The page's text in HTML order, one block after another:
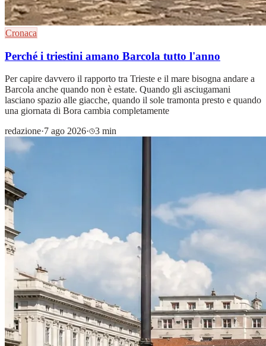
Cronaca
Perché i triestini amano Barcola tutto l'anno
Per capire davvero il rapporto tra Trieste e il mare bisogna andare a
Barcola anche quando non è estate. Quando gli asciugamani
lasciano spazio alle giacche, quando il sole tramonta presto e quando
una giornata di Bora cambia completamente
redazione·7 ago 2026· 3 min